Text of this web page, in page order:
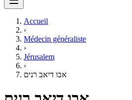
Accueil
›
Médecin généraliste
›
Jérusalem
›
אבו דיאב רנים